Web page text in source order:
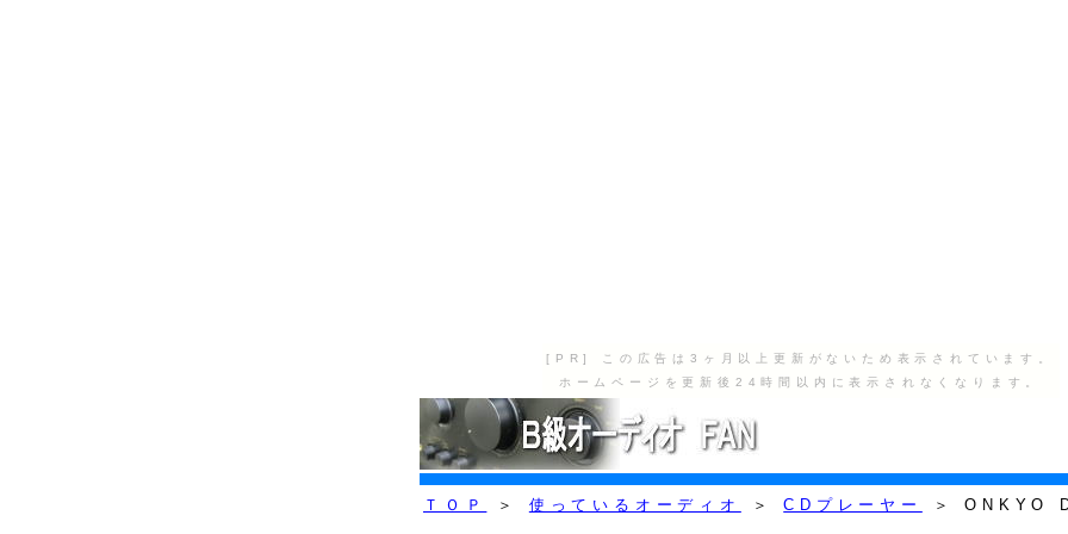
[PR] この広告は3ヶ月以上更新がないため表示されています。
ホームページを更新後24時間以内に表示されなくなります。
ＴＯＰ ＞ 使っているオーディオ ＞CDプレーヤー ＞ ONKYO